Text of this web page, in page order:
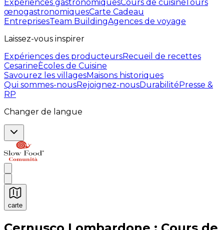
Expériences gastronomiquesCours de cuisineTours
œnogastronomiquesCarte Cadeau
EntreprisesTeam BuildingAgences de voyage
Laissez-vous inspirer
Expériences des producteursRecueil de recettes
CesarineÈcoles de Cuisine
Savourez les villagesMaisons historiques
Qui sommes-nousRejoignez-nousDurabilitéPresse &
RP
Changer de langue
carte
Expériences culinaires inoubliables : Expériences